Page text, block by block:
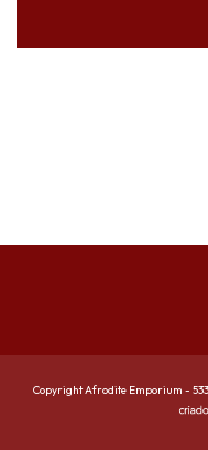
Copyright Afrodite Emporium -